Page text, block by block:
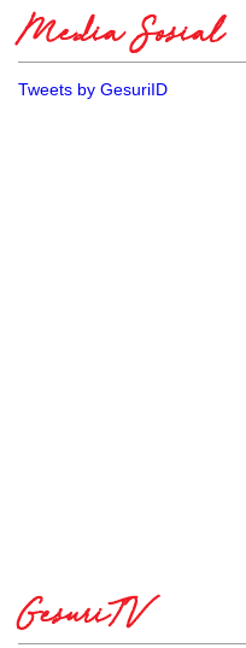
Media Sosial
Tweets by GesuriID
GesuriTV